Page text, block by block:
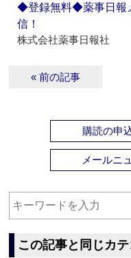
◆登録無料◆薬事日報
信！
株式会社薬事日報社
« 前の記事
購読の申
メールニ
この記事と同じカ